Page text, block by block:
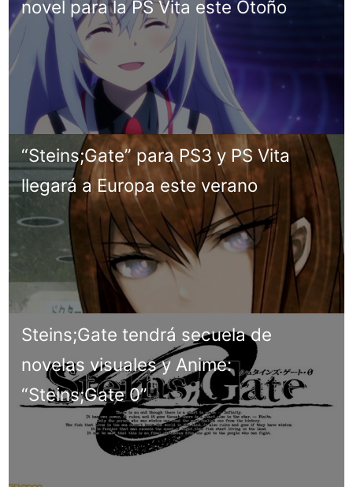
novel para la PS Vita este Otoño
“Steins;Gate” para PS3 y PS Vita
llegará a Europa este verano
Steins;Gate tendrá secuela de
novelas visuales y Anime:
“Steins;Gate 0”